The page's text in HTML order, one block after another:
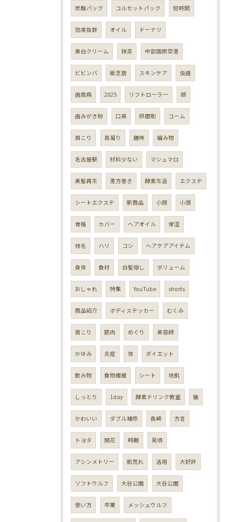
炭酸パック コルセットパック 短時間
効果抜群 オイル ドーナツ
美白クリーム 抹茶 中部国際空港
ビビンバ 紙芝居 スキンケア 虫歯
歯周病 2025 リフトローラー 顔
歯みがき粉 口臭 研磨剤 コーム
肩こり 首凝り 趣味 編み物
名古屋駅 材料少ない マシュマロ
美髪再生 恵方巻き 酵素生活 エクステ
シートエクステ 新商品 小顔 小頭
骨格 カバー ヘアオイル 保湿
枝毛 ハリ コシ ヘアケアアイテム
身体 食材 白髪隠し ボリューム
おしゃれ 特集 YouTube shorts
商品紹介 ボディステッカー むくみ
首こり 筋肉 めぐり 美容師
かゆみ 炎症 体 ダイエット
飲み物 食物繊維 シート 地肌
しっとり 1day 酵素ドリンク教室 猫
かわいい ダブル補修 長崎 方言
トヨタ 開花 時期 見頃
アシンメトリー 肌荒れ 活用 大好評
ソフトウルフ 大谷公園 大谷公園
使い方 卒業 メッシュウルフ